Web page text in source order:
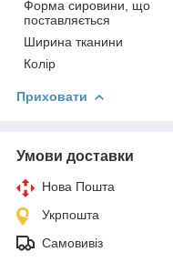
Форма сировини, що
поставляється
Ширина тканини
Колір
Приховати
Умови доставки
Нова Пошта
Укрпошта
Самовивіз